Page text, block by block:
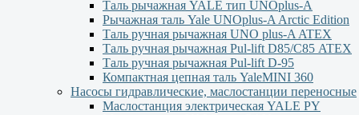
Таль рычажная YALE тип UNOplus-A
Рычажная таль Yale UNOplus-A Arctic Edition
Таль ручная рычажная UNO plus-A ATEX
Таль ручная рычажная Pul-lift D85/С85 ATEX
Таль ручная рычажная Pul-lift D-95
Компактная цепная таль YaleMINI 360
Насосы гидравлические, маслостанции переносные
Маслостанция электрическая YALE PY